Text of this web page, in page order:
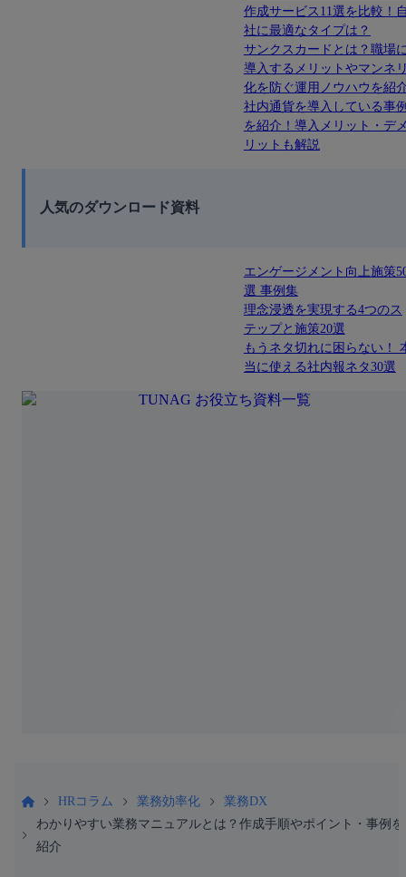
作成サービス11選を比較！
社に最適なタイプは？
サンクスカードとは？職場
導入するメリットやマンネ
化を防ぐ運用ノウハウを紹
社内通貨を導入している事
を紹介！導入メリット・デ
リットも解説
人気のダウンロード資料
エンゲージメント向上施策
選 事例集
理念浸透を実現する4つのス
テップと施策20選
もうネタ切れに困らない！
当に使える社内報ネタ30選
HRコラム 業務効率化
業務DX
わかりやすい業務マニュアルとは？作成手順やポイント・事例を
紹介